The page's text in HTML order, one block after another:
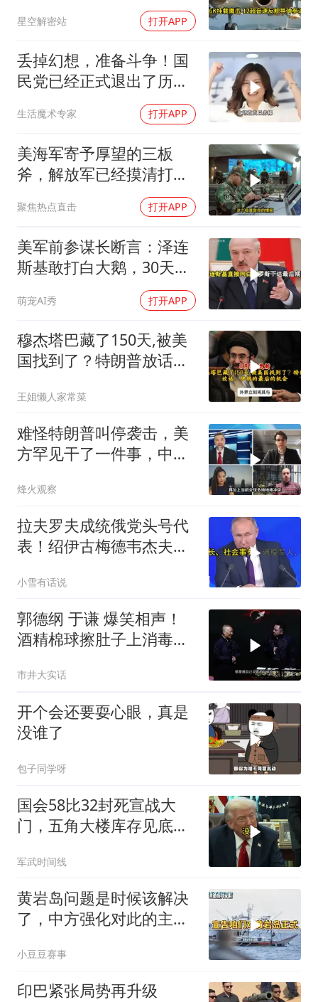
夯实基础开新局
星空解密站 打开APP
丢掉幻想，准备斗争！国
民党已经正式退出了历史
生活魔术专家 打开APP
美海军寄予厚望的三板
斧，解放军已经摸清打
法，海空一体联手接下
聚焦热点直击 打开APP
美军前参谋长断言：泽连
斯基敢打白大鹅，30天内
萌宠AI秀 打开APP
穆杰塔巴藏了150天,被美
国找到了？特朗普放话：
王姐懒人家常菜
难怪特朗普叫停袭击，美
方罕见干了一件事，中方
烽火观察
拉夫罗夫成统俄党头号代
表！绍伊古梅德韦杰夫双
懂了吗
小雪有话说
郭德纲 于谦 爆笑相声！
酒精棉球擦肚子上消毒，
擦反了？
市井大实话
开个会还要耍心眼，真是
没谁了
包子同学呀
国会58比32封死宣战大
门，五角大楼库存见底，
生了什么
军武时间线
黄岩岛问题是时候该解决
了，中方强化对此的主权
小豆豆赛事
印巴紧张局势再升级